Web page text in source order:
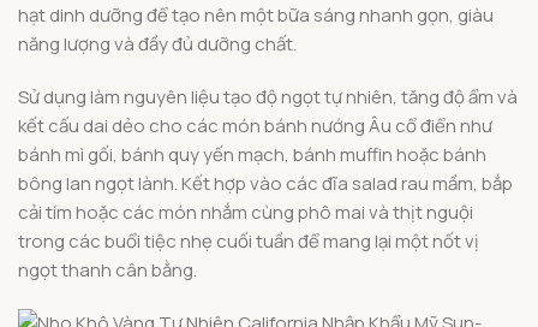
hạt dinh dưỡng để tạo nên một bữa sáng nhanh gọn, giàu
năng lượng và đầy đủ dưỡng chất.
Sử dụng làm nguyên liệu tạo độ ngọt tự nhiên, tăng độ ẩm và
kết cấu dai dẻo cho các món bánh nướng Âu cổ điển như
bánh mì gối, bánh quy yến mạch, bánh muffin hoặc bánh
bông lan ngọt lành. Kết hợp vào các đĩa salad rau mầm, bắp
cải tím hoặc các món nhắm cùng phô mai và thịt nguội
trong các buổi tiệc nhẹ cuối tuần để mang lại một nốt vị
ngọt thanh cân bằng.